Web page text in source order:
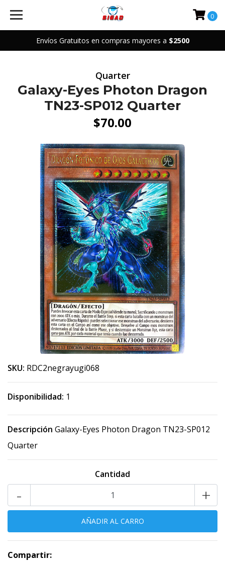
Envíos Gratuitos en compras mayores a $2500
0
Quarter
Galaxy-Eyes Photon Dragon
TN23-SP012 Quarter
$70.00
SKU: RDC2negrayugi068
Disponibilidad: 1
Descripción Galaxy-Eyes Photon Dragon TN23-SP012
Quarter
Cantidad
+
-
Compartir: